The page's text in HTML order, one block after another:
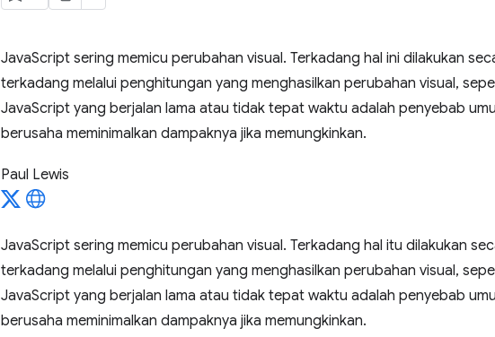
JavaScript sering memicu perubahan visual. Terkadang hal ini dilakukan
terkadang melalui penghitungan yang menghasilkan perubahan visual,
JavaScript yang berjalan lama atau tidak tepat waktu adalah penyebab
berusaha meminimalkan dampaknya jika memungkinkan.
Paul Lewis
JavaScript sering memicu perubahan visual. Terkadang hal itu dilakukan
terkadang melalui penghitungan yang menghasilkan perubahan visual,
JavaScript yang berjalan lama atau tidak tepat waktu adalah penyebab
berusaha meminimalkan dampaknya jika memungkinkan.